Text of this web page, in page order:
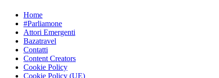
Skip
content
Home
#Parliamone
Attori Emergenti
Bazatravel
Contatti
Content Creators
Cookie Policy
Cookie Policy (UE)